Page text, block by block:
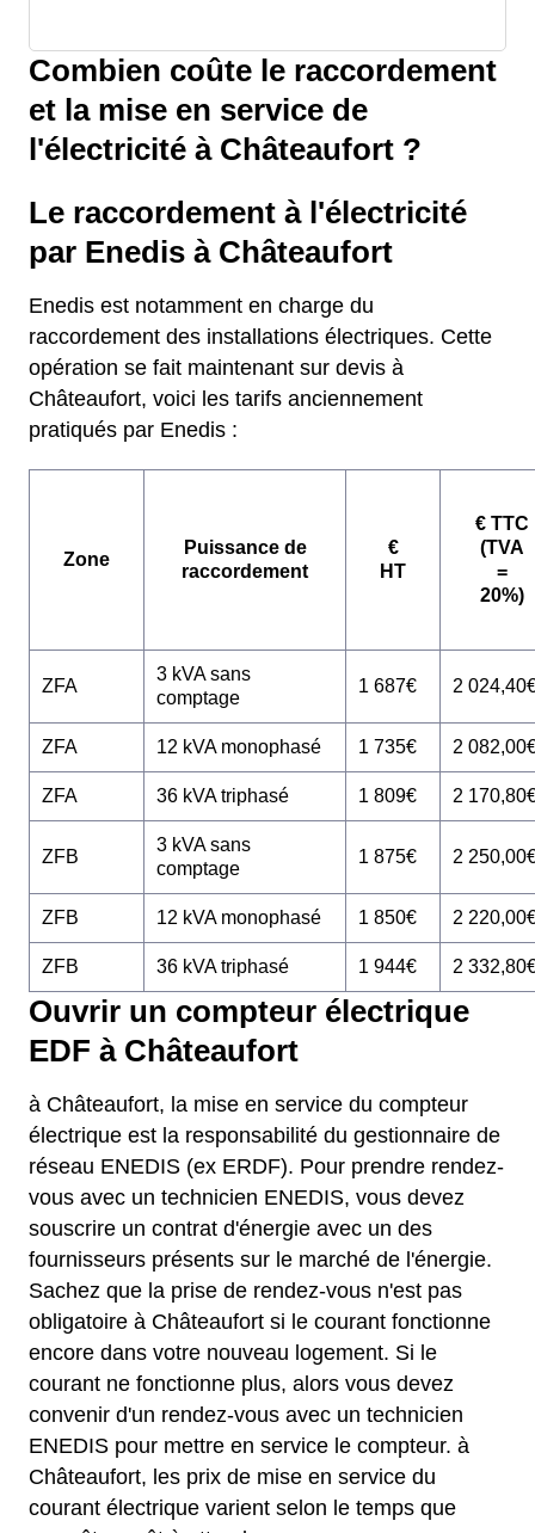
Combien coûte le raccordement
et la mise en service de
l'électricité à Châteaufort ?
Le raccordement à l'électricité
par Enedis à Châteaufort
Enedis est notamment en charge du
raccordement des installations électriques. Cette
opération se fait maintenant sur devis à
Châteaufort, voici les tarifs anciennement
pratiqués par Enedis :
Zone
Puissance de
raccordement
€
HT
€ TTC
(TVA
=
20%)
ZFA
3 kVA sans
comptage
1 687€ 2
ZFA 12 kVA monophasé 1 735€ 2
ZFA 36 kVA triphasé 1 809€ 2
ZFB
3 kVA sans
comptage
1 875€ 2
ZFB 12 kVA monophasé 1 850€ 2
ZFB 36 kVA triphasé 1 944€ 2
Ouvrir un compteur électrique
EDF à Châteaufort
à Châteaufort, la mise en service du compteur
électrique est la responsabilité du gestionnaire de
réseau ENEDIS (ex ERDF). Pour prendre rendez-
vous avec un technicien ENEDIS, vous devez
souscrire un contrat d'énergie avec un des
fournisseurs présents sur le marché de l'énergie.
Sachez que la prise de rendez-vous n'est pas
obligatoire à Châteaufort si le courant fonctionne
encore dans votre nouveau logement. Si le
courant ne fonctionne plus, alors vous devez
convenir d'un rendez-vous avec un technicien
ENEDIS pour mettre en service le compteur. à
Châteaufort, les prix de mise en service du
courant électrique varient selon le temps que